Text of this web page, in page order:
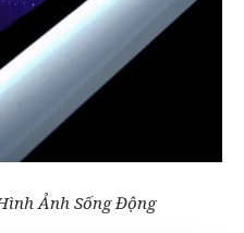
Ảnh Sống Động